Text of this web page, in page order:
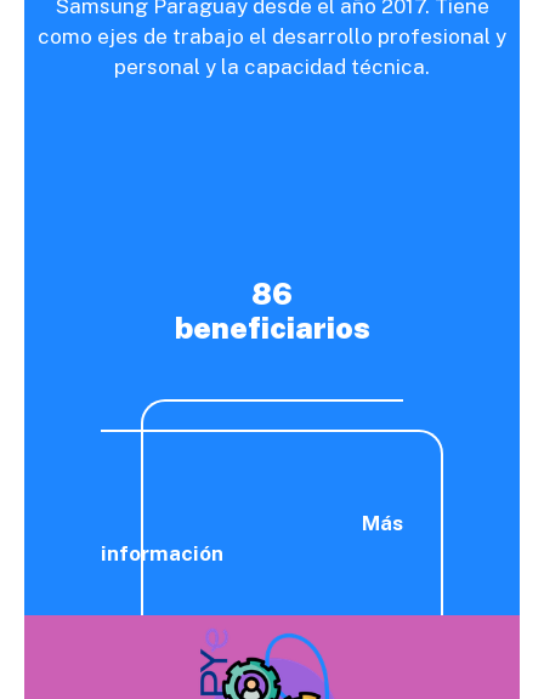
Samsung Paraguay desde el año 2017. Tiene
como ejes de trabajo el desarrollo profesional y
personal y la capacidad técnica.
86
beneficiarios
Más
información